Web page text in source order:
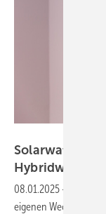
Solarwatt:
08.01.2025 -
eigenen